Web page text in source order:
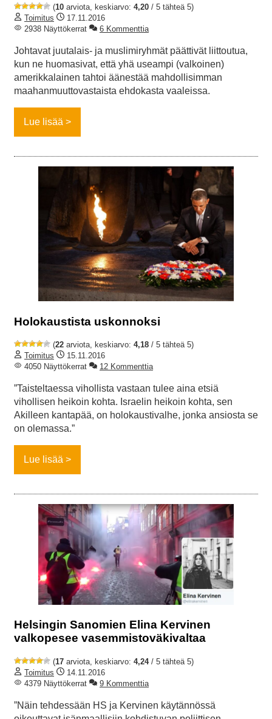
(10 arviota, keskiarvo: 4,20 / 5 tähteä 5)
Toimitus
17.11.2016
2938 Näyttökerrat
6 Kommenttia
Johtavat juutalais- ja muslimiryhmät päättivät liittoutua,
kun ne huomasivat, että yhä useampi (valkoinen)
amerikkalainen tahtoi äänestää mahdollisimman
maahanmuuttovastaista ehdokasta vaaleissa.
Lue lisää
Holokaustista uskonnoksi
(22 arviota, keskiarvo: 4,18 / 5 tähteä 5)
Toimitus
15.11.2016
4050 Näyttökerrat
12 Kommenttia
”Taisteltaessa vihollista vastaan tulee aina etsiä
vihollisen heikoin kohta. Israelin heikoin kohta, sen
Akilleen kantapää, on holokaustivalhe, jonka ansiosta se
on olemassa.”
Lue lisää
Helsingin Sanomien Elina Kervinen
valkopesee vasemmistoväkivaltaa
(17 arviota, keskiarvo: 4,24/ 5 tähteä 5)
Toimitus
14.11.2016
4379 Näyttökerrat
9 Kommenttia
”Näin tehdessään HS ja Kervinen käytännössä